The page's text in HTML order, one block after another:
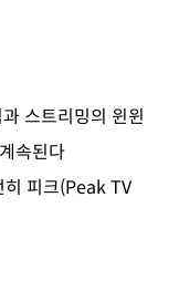
스트리밍의 윈윈
속된다
히 피크(Peak TV